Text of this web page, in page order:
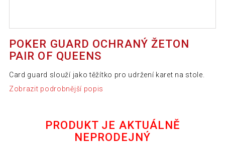
POKER GUARD OCHRANÝ ŽETON
PAIR OF QUEENS
Card guard slouží jako těžítko pro udržení karet na stole.
Zobrazit podrobnější popis
PRODUKT JE AKTUÁLNĚ
NEPRODEJNÝ